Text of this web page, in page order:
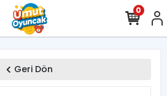
0
Geri Dön